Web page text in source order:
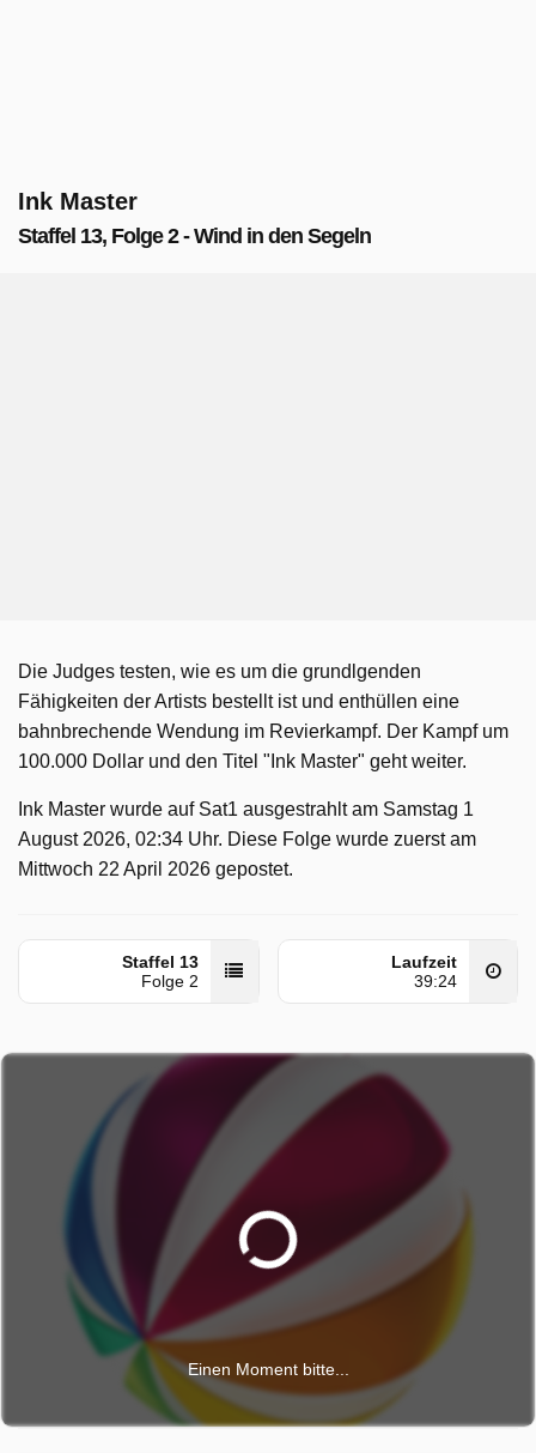
Ink Master
Staffel 13, Folge 2 - Wind in den Segeln
Die Judges testen, wie es um die grundlgenden
Fähigkeiten der Artists bestellt ist und enthüllen eine
bahnbrechende Wendung im Revierkampf. Der Kampf um
100.000 Dollar und den Titel "Ink Master" geht weiter.
Ink Master wurde auf Sat1 ausgestrahlt am Samstag 1
August 2026, 02:34 Uhr. Diese Folge wurde zuerst am
Mittwoch 22 April 2026 gepostet.
Staffel 13
Folge 2
Laufzeit
39:24
Einen Moment bitte...